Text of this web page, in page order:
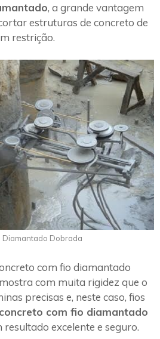
, a grande vantagem
estruturas de concreto de
restrição.
Diamantado Dobrada
com fio diamantado
com muita rigidez que o
precisas e, neste caso, fios
com fio diamantado
excelente e seguro.